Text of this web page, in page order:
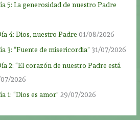
5: La generosidad de nuestro Padre
4: Dios, nuestro Padre 01/08/2026
3: “Fuente de misericordia” 31/07/2026
2: “El corazón de nuestro Padre está
2026
1: “Dios es amor” 29/07/2026